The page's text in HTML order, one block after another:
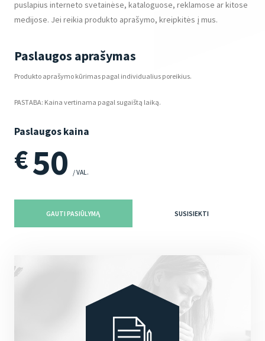
puslapius interneto svetainėse, kataloguose, reklamose ar kitose
medijose. Jei reikia produkto aprašymo, kreipkitės į mus.
Paslaugos aprašymas
Produkto aprašymo kūrimas pagal individualius poreikius.
PASTABA: Kaina vertinama pagal sugaištą laiką.
Paslaugos kaina
€50 / VAL.
GAUTI PASIŪLYMĄ SUSISIEKTI